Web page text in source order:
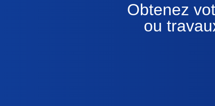
Obtenez
ou